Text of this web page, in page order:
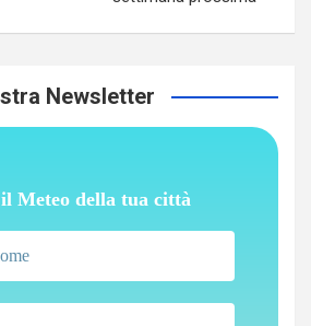
Newsletter
Meteo della tua città